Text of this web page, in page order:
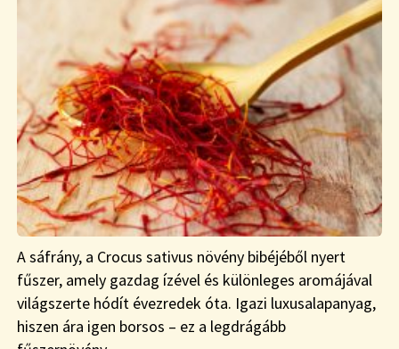
A sáfrány, a Crocus sativus növény bibéjéből nyert
fűszer, amely gazdag ízével és különleges aromájával
világszerte hódít évezredek óta. Igazi luxusalapanyag,
hiszen ára igen borsos – ez a legdrágább